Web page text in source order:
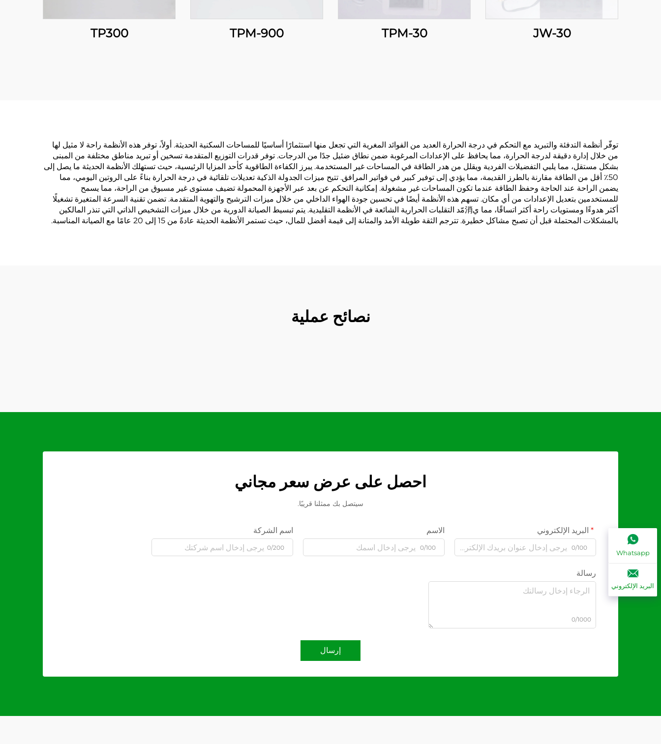
JW-30
TPM-30
TPM-900
TP300
توفّر أنظمة التدفئة والتبريد مع التحكم في درجة الحرارة العديد من الفوائد المغرية التي تجعل منها استثمارًا أساسيًا للمساحات السكنية الحديثة. أولاً، توفر هذه الأنظمة راحة لا مثيل لها
من خلال إدارة دقيقة لدرجة الحرارة، مما يحافظ على الإعدادات المرغوبة ضمن نطاق ضئيل جدًا من الدرجات. توفر قدرات التوزيع المتقدمة تسخين أو تبريد مناطق مختلفة من المبنى
بشكل مستقل، مما يلبي التفضيلات الفردية ويقلل من هدر الطاقة في المساحات غير المستخدمة. يبرز الكفاءة الطاقوية كأحد المزايا الرئيسية، حيث تستهلك الأنظمة الحديثة ما يصل إلى
50٪ أقل من الطاقة مقارنة بالطرز القديمة، مما يؤدي إلى توفير كبير في فواتير المرافق. تتيح ميزات الجدولة الذكية تعديلات تلقائية في درجة الحرارة بناءً على الروتين اليومي، مما
يضمن الراحة عند الحاجة وحفظ الطاقة عندما تكون المساحات غير مشغولة. إمكانية التحكم عن بعد عبر الأجهزة المحمولة تضيف مستوى غير مسبوق من الراحة، مما يسمح
للمستخدمين بتعديل الإعدادات من أي مكان. تسهم هذه الأنظمة أيضًا في تحسين جودة الهواء الداخلي من خلال ميزات الترشيح والتهوية المتقدمة. تضمن تقنية السرعة المتغيرة تشغيلًا
أكثر هدوءًا ومستويات راحة أكثر اتساقًا، مما ي消مّد التقلبات الحرارية الشائعة في الأنظمة التقليدية. يتم تبسيط الصيانة الدورية من خلال ميزات التشخيص الذاتي التي تنذر المالكين
بالمشكلات المحتملة قبل أن تصبح مشاكل خطيرة. تترجم الثقة طويلة الأمد والمتانة إلى قيمة أفضل للمال، حيث تستمر الأنظمة الحديثة عادةً من 15 إلى 20 عامًا مع الصيانة المناسبة.
نصائح عملية
احصل على عرض سعر مجاني
سيتصل بك ممثلنا قريبًا.
البريد الإلكتروني
0/100
الاسم
0/100
اسم الشركة
0/200
رسالة
0/1000
إرسال
Whatsapp
البريد الإلكتروني